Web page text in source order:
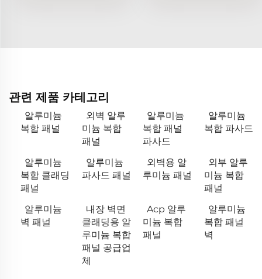
관련 제품 카테고리
알루미늄
복합 패널
외벽 알루
미늄 복합
패널
알루미늄
복합 패널
파사드
알루미늄
복합 파사드
알루미늄
복합 클래딩
패널
알루미늄
파사드 패널
외벽용 알
루미늄 패널
외부 알루
미늄 복합
패널
알루미늄
벽 패널
내장 벽면
클래딩용 알
루미늄 복합
패널 공급업
체
Acp 알루
미늄 복합
패널
알루미늄
복합 패널
벽